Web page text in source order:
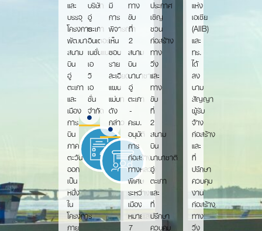
และ
บรรจุ
โครงการ
พัฒนา
สนาม
บิน
อู่
ตะเภา
และ
เมือง
การ
บิน
ภาค
ตะวัน
ออก
เป็น
หนึ่ง
ใน
โครงการ
ภาย
บริษัท
อู่
ตะเภา
อินเตอร์
เนชั่นแนล
เอ
วิ
เอ
ชั่น
จำกัด
มี
การ
พิจารณา
เห็น
ชอบ
ราย
ละเอียด
แผน
แม่บท
ดัง
กล่าว
ทาง
ขับ
ที่
2
สนาม
บิน
นานาชาติ
อู่
ตะเภา
-
ครม.
อนุมัติ
การ
ก่อสร้าง
ทางหลวง
พิเศษ
ระหว่าง
เมือง
หมายเลข
7
ประกาศ
เชิญ
ชวน
ก่อสร้าง
ทาง
วิ่ง
และ
ทาง
ขับ
ที่
2
สนาม
บิน
นานาชาติ
อู่
ตะเภา
และ
ที่
ปรึกษา
ควบคุม
แห่ง
เอเชีย
(AIIB)
และ
ทร.
ได้
ลง
นาม
สัญญา
ผู้รับ
จ้าง
ก่อสร้าง
และ
ที่
ปรึกษา
ควบคุม
งาน
ก่อสร้าง
ทาง
วิ่ง